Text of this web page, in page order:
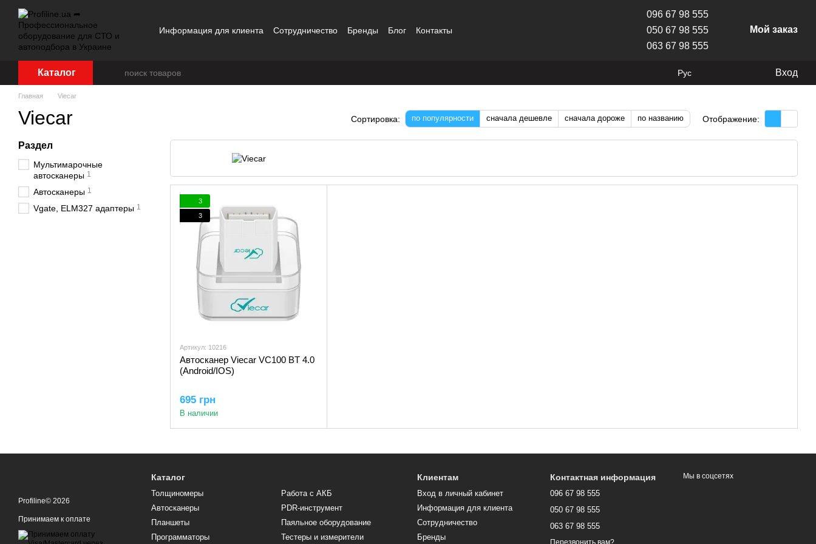
Перейти к основному контенту
Информация для клиента Сотрудничество Бренды Блог
Контакты
096 67 98 555
050 67 98 555
063 67 98 555
Мой заказ
Каталог Рус Вход
Главная Viecar
Viecar Сортировка: по популярности сначала дешевле сначала дороже по названию Отображение:
3
3
Артикул: 10216
Автосканер Viecar VC100 BT 4.0
(Android/IOS)
695 грн
В наличии
Раздел
Мультимарочные
автосканеры 1
Автосканеры 1
Vgate, ELM327 адаптеры 1
Profiline© 2026
Принимаем к оплате
Каталог
Толщиномеры
Автосканеры
Планшеты
Программаторы
Работа с АКБ
PDR-инструмент
Паяльное оборудование
Тестеры и измерители
Клиентам
Вход в личный кабинет
Информация для клиента
Сотрудничество
Бренды
Контактная информация
096 67 98 555
050 67 98 555
063 67 98 555
Перезвонить вам?
Мы в соцсетях